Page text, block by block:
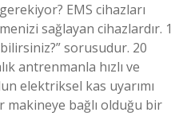
EMS cihazları
sağlayan cihazlardır. 1
sorusudur. 20
antrenmanla hızlı ve
elektriksel kas uyarımı
makineye bağlı olduğu bir